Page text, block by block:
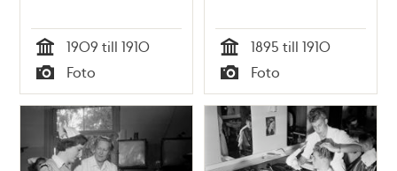
Tid
1909 till 1910
Typ
Foto Tid
1895 till 1910
Typ
Foto